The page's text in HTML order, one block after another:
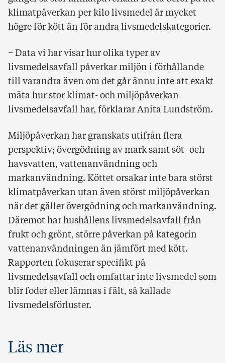
klimatpåverkan per kilo livsmedel är mycket
högre för kött än för andra livsmedelskategorier.
− Data vi har visar hur olika typer av
livsmedelsavfall påverkar miljön i förhållande
till varandra även om det går ännu inte att exakt
mäta hur stor klimat- och miljöpåverkan
livsmedelsavfall har, förklarar Anita Lundström.
Miljöpåverkan har granskats utifrån flera
perspektiv; övergödning av mark samt söt- och
havsvatten, vattenanvändning och
markanvändning. Köttet orsakar inte bara störst
klimatpåverkan utan även störst miljöpåverkan
när det gäller övergödning och markanvändning.
Däremot har hushållens livsmedelsavfall från
frukt och grönt, större påverkan på kategorin
vattenanvändningen än jämfört med kött.
Rapporten fokuserar specifikt på
livsmedelsavfall och omfattar inte livsmedel som
blir foder eller lämnas i fält, så kallade
livsmedelsförluster.
Läs mer